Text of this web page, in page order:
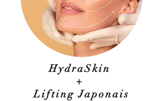
HydraSkin
+
Lifting Japonais